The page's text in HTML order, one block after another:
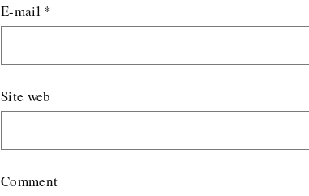
E-mail *
Site web
Comment